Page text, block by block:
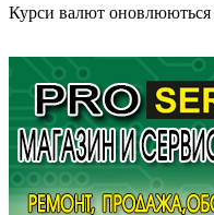
Курси валют оновлюються